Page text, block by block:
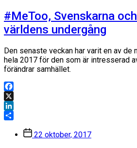
#MeToo, Svenskarna
världens undergång
Den senaste veckan har varit en av de
hela 2017 för den som är intresserad
förändrar samhället.
Facebook
X
LinkedIn
Inläggsdatum
22 oktober, 2017